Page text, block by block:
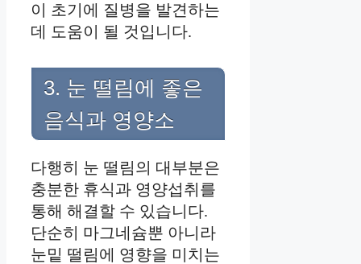
이 초기에 질병을 발견하는
데 도움이 될 것입니다.
3. 눈 떨림에 좋은
음식과 영양소
다행히 눈 떨림의 대부분은
충분한 휴식과 영양섭취를
통해 해결할 수 있습니다.
단순히 마그네슘뿐 아니라
눈밑 떨림에 영향을 미치는